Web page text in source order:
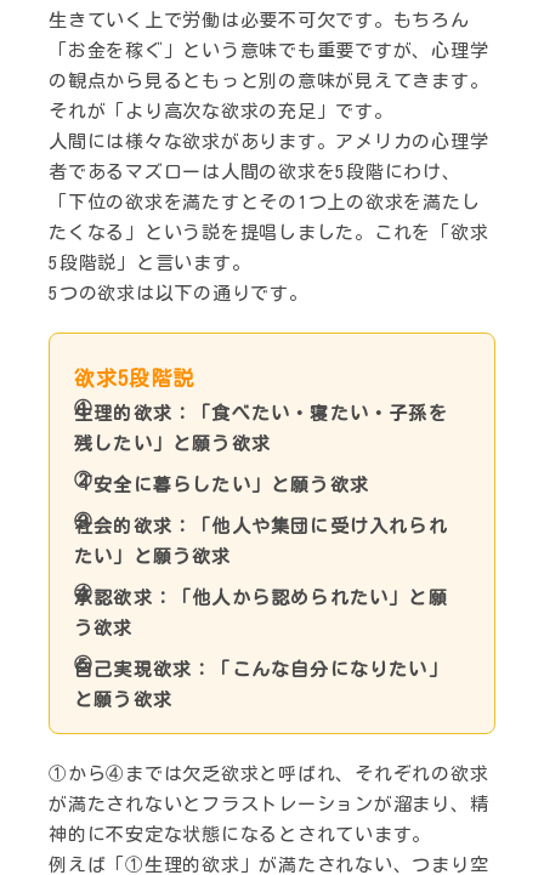
生きていく上で労働は必要不可欠です。もちろん
「お金を稼ぐ」という意味でも重要ですが、心理学
の観点から見るともっと別の意味が見えてきます。
それが「より高次な欲求の充足」です。
人間には様々な欲求があります。アメリカの心理学
者であるマズローは人間の欲求を5段階にわけ、
「下位の欲求を満たすとその1つ上の欲求を満たし
たくなる」という説を提唱しました。これを「欲求
5段階説」と言います。
5つの欲求は以下の通りです。
欲求5段階説
生理的欲求：「食べたい・寝たい・子孫を
残したい」と願う欲求
「安全に暮らしたい」と願う欲求
社会的欲求：「他人や集団に受け入れられ
たい」と願う欲求
承認欲求：「他人から認められたい」と願
う欲求
自己実現欲求：「こんな自分になりたい」
と願う欲求
①から④までは欠乏欲求と呼ばれ、それぞれの欲求
が満たされないとフラストレーションが溜まり、精
神的に不安定な状態になるとされています。
例えば「①生理的欲求」が満たされない、つまり空